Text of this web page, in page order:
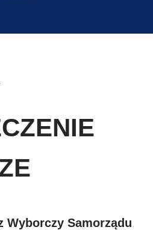
Wyborczy Samorządu